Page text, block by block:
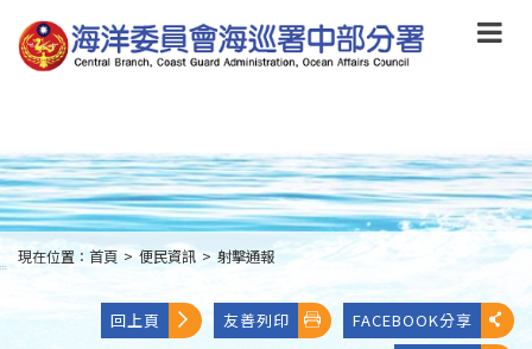
到
主
要
to
main
content
:::
現在位置： 首頁 > 便民資訊 > 射擊通報
回上頁 友善列印
FACEBOOK分享